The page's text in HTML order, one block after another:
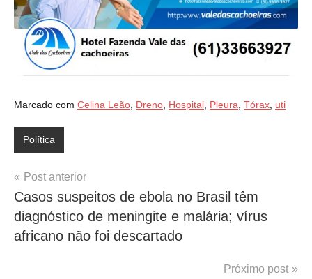
Marcado com Celina Leão Dreno Hospital Pleura Tórax uti
Política
Navegação
de
Post
Post anterior
Casos suspeitos de ebola no Brasil têm
diagnóstico de meningite e malária; vírus
africano não foi descartado
Próximo post